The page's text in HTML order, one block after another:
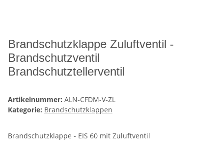
Brandschutzklappe Zuluftventil -
Brandschutzventil
Brandschutztellerventil
Artikelnummer: ALN-CFDM-V-ZL
Kategorie: Brandschutzklappen
Brandschutzklappe - EIS 60 mit Zuluftventil